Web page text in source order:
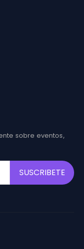
sobre eventos,